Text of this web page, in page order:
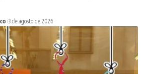
3 de agosto de 2026